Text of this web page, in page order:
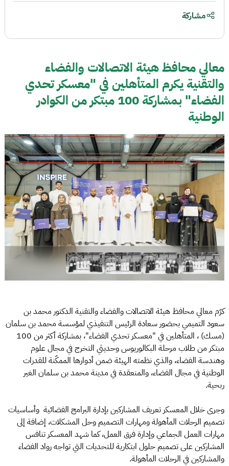
معالي محافظ هيئة الاتصالات والفضاء
والتقنية يكرم المتأهلين في "معسكر تحدي
الفضاء" بمشاركة 100 مبتكر من الكوادر
الوطنية
كرّم معالي محافظ هيئة الاتصالات والفضاء والتقنية الدكتور محمد بن
سعود التميمي بحضور سعادة الرئيس التنفيذي لمؤسسة محمد بن سلمان
(مسك) ، المتأهلين في "معسكر تحدي الفضاء"، بمشاركة أكثر من 100
مبتكر من طلاب مرحلة البكالوريوس وحديثي التخرج في مجال علوم
وهندسة الفضاء، والذي نظمته الهيئة ضمن أدوارها الممكّنة للقدرات
الوطنية في مجال الفضاء، والمنعقدة في مدينة محمد بن سلمان الغير
ربحية.
وجرى خلال المعسكر تعريف المشاركين بإدارة البرامج الفضائية وأساسيات
تصميم الرحلات المأهولة ومهارات التصميم وحل المشكلات، إضافة إلى
مهارات العمل الجماعي وإدارة فرق العمل، كما شهد المعسكر تنافس
المشاركين على تصميم حلول ابتكارية للتحديات التي تواجه رواد الفضاء
والمشاركين في الرحلات المأهولة.
مشاركة